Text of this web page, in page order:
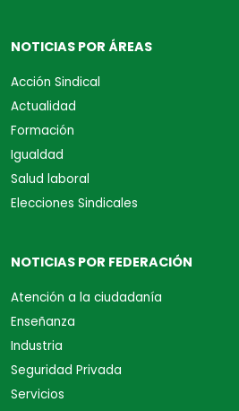
NOTICIAS POR ÁREAS
Acción Sindical
Actualidad
Formación
Igualdad
Salud laboral
Elecciones Sindicales
NOTICIAS POR FEDERACIÓN
Atención a la ciudadanía
Enseñanza
Industria
Seguridad Privada
Servicios